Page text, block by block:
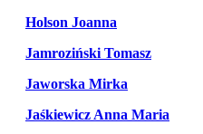
Holson Joanna
Jamroziński Tomasz
Jaworska Mirka
Jaśkiewicz Anna Maria